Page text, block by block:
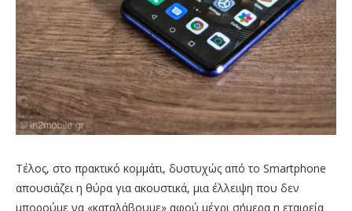
Τέλος, στο πρακτικό κομμάτι, δυστυχώς από το Smartphone
απουσιάζει η θύρα για ακουστικά, μια έλλειψη που δεν
μπορούμε να «καταλάβουμε» αφού μέχρι σήμερα η εταιρεία